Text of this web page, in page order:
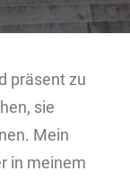
präsent zu
sie
Mein
in meinem